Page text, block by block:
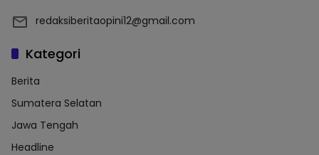
redaksiberitaopini12@gmail.com
Kategori
Berita
Sumatera Selatan
Jawa Tengah
Headline